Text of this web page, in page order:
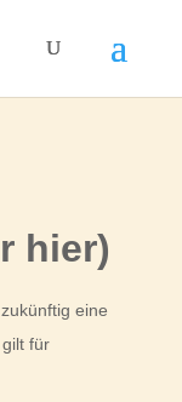
hier)
eine
für